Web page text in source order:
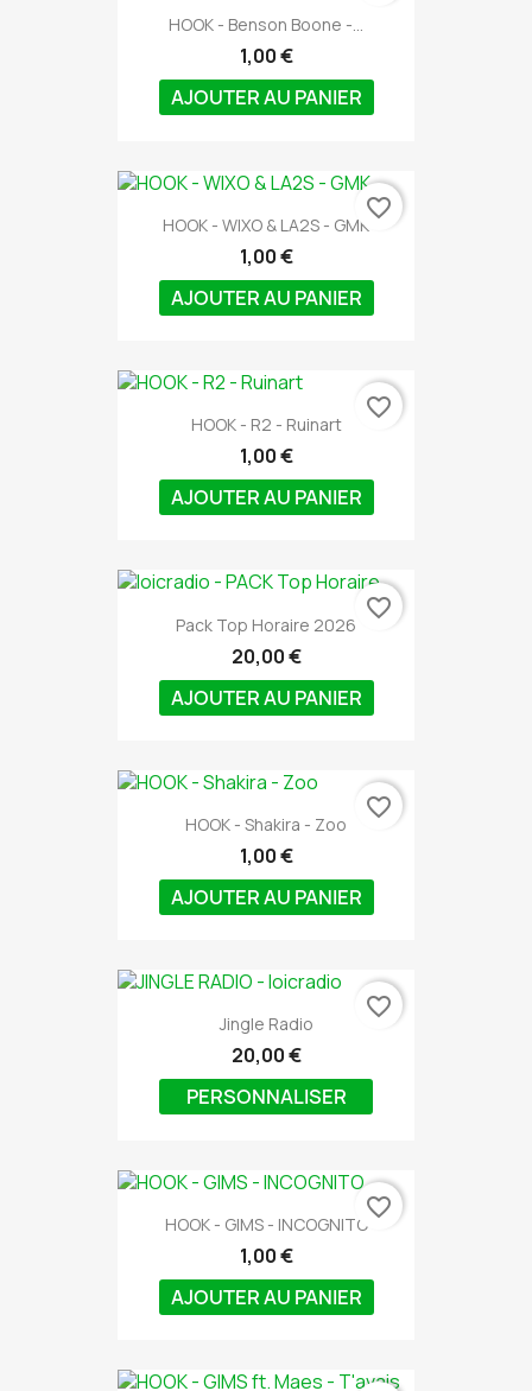
HOOK - Benson Boone -...
1,00 €
AJOUTER AU PANIER
HOOK - WIXO & LA2S - GMK
1,00 €
AJOUTER AU PANIER
favorite_border
HOOK - R2 - Ruinart
1,00 €
AJOUTER AU PANIER
favorite_border
Pack Top Horaire 2026
20,00 €
AJOUTER AU PANIER
favorite_border
HOOK - Shakira - Zoo
1,00 €
AJOUTER AU PANIER
favorite_border
Jingle Radio
20,00 €
PERSONNALISER
favorite_border
HOOK - GIMS - INCOGNITO
1,00 €
AJOUTER AU PANIER
favorite_border